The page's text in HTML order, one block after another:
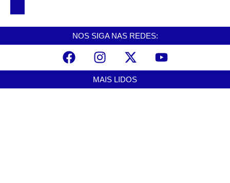
NOS SIGA NAS REDES:
MAIS LIDOS